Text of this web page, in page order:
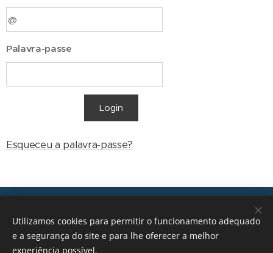
Palavra-passe
Login
Esqueceu a palavra-passe?
geral@transicoes.pt
Utilizamos cookies para permitir o funcionamento adequado
e a segurança do site e para lhe oferecer a melhor
experiência possível.